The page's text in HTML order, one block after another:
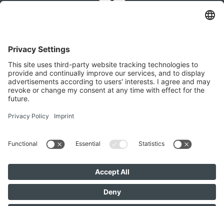
IMMOMAKLEREI
Franz-Josef-Straße 2, 4540 Bad Hall
+436642279874
office@immomaklerei.at
Besuchen Sie uns auch hier
IMMOMAKLEREI © 2026